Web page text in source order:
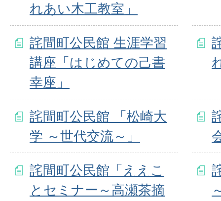
れあい木工教室」
詫間町公民館 生涯学習
講座「はじめての己書
幸座」
詫間町公民館 「松崎大
学 ～世代交流～」
詫間町公民館「ええこ
とセミナー～高瀬茶摘